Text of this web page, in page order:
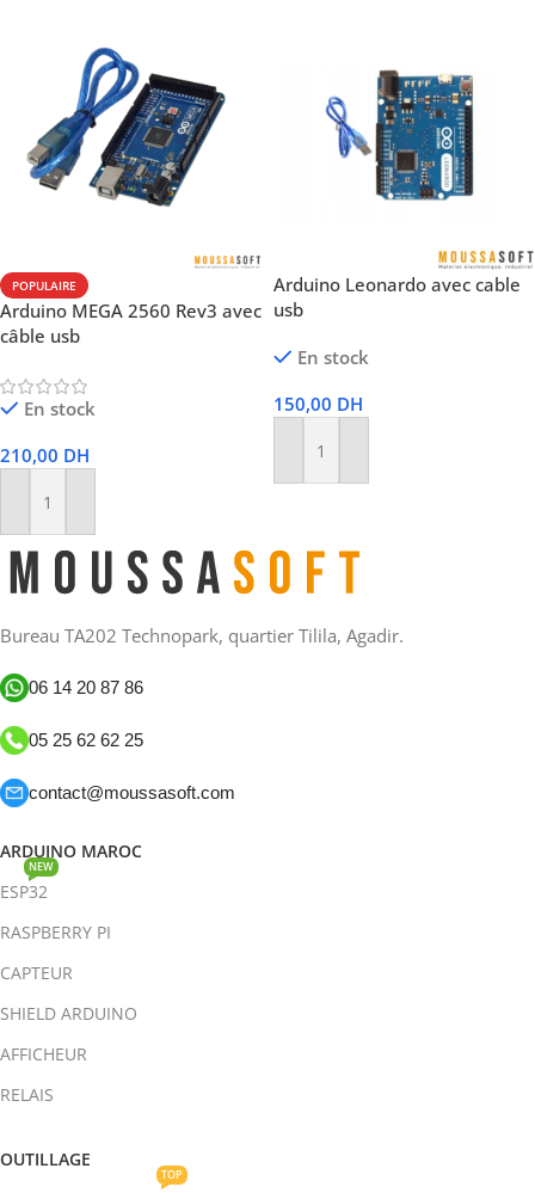
POPULAIRE
Arduino MEGA 2560 Rev3 avec
câble usb
En stock
210,00 DH
Ajouter Au Panier
Arduino Leonardo avec cable
usb
En stock
150,00 DH
Ajouter Au Panier
Bureau TA202 Technopark, quartier Tilila, Agadir.
06 14 20 87 86
05 25 62 62 25
contact@moussasoft.com
ARDUINO MAROC
ESP32
NEW
RASPBERRY PI
CAPTEUR
SHIELD ARDUINO
AFFICHEUR
RELAIS
OUTILLAGE
TOP